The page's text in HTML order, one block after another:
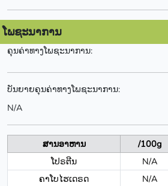
ໂພຊະນາການ
ຄຸນຄ່າທາງໂພຊະນາການ:
ບັນຍາຍຄຸນຄ່າທາງໂພຊະນາການ:
N/A
ສານອາຫານ /100g
ໂປຣຕີນ
N/A
ຄາໂບໄຮເດຣດ
N/A